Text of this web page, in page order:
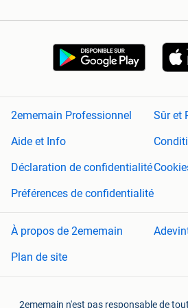
2ememain Professionnel
Sûr et
Aide et Info
Déclaration de confidentialité
Préférences de confidentialité
À propos de 2ememain
Plan de site
2ememain n'est pas responsable de